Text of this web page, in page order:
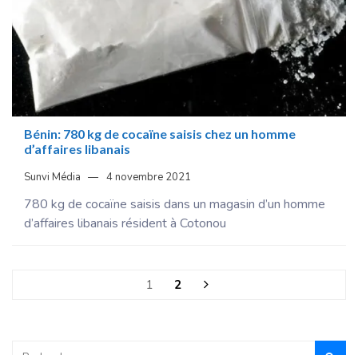
Bénin: 780 kg de cocaïne saisis chez un homme
d’affaires libanais
Sunvi Média 4 novembre 2021
780 kg de cocaïne saisis dans un magasin d’un homme
d’affaires libanais résident à Cotonou
1 2